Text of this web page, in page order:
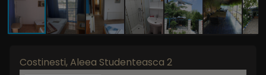
Costinesti, Aleea Studenteasca 2